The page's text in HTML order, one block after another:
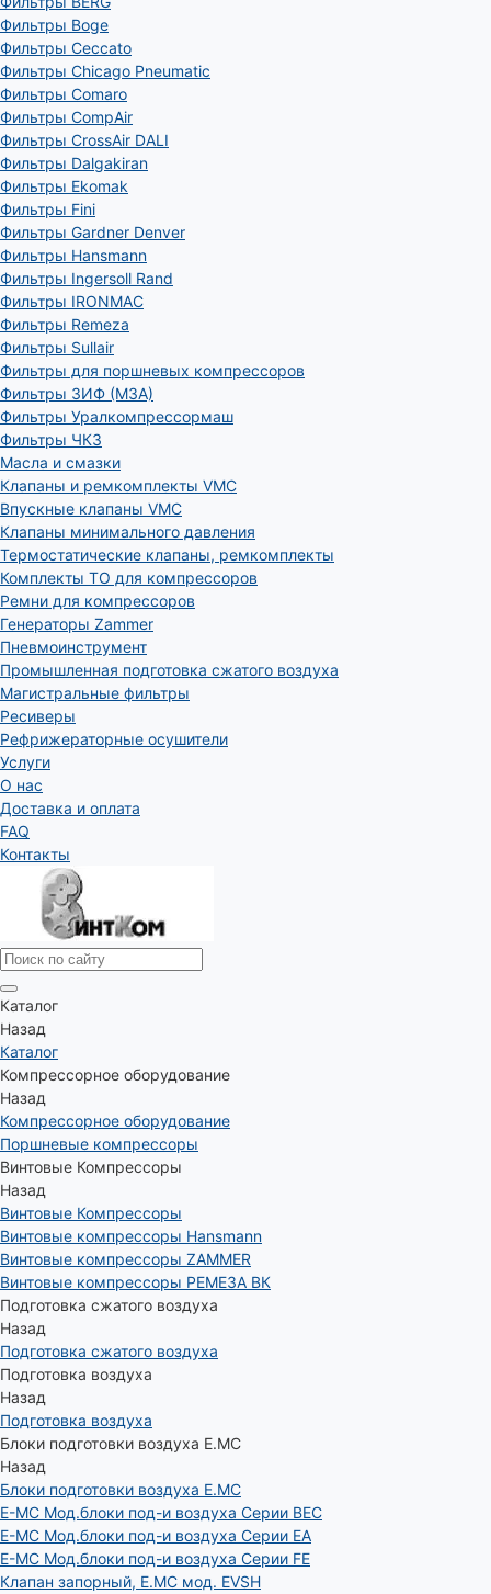
Фильтры Boge
Фильтры Ceccato
Фильтры Chicago Pneumatic
Фильтры Comaro
Фильтры CompAir
Фильтры CrossAir DALI
Фильтры Dalgakiran
Фильтры Ekomak
Фильтры Fini
Фильтры Gardner Denver
Фильтры Hansmann
Фильтры Ingersoll Rand
Фильтры IRONMAC
Фильтры Remeza
Фильтры Sullair
Фильтры для поршневых компрессоров
Фильтры ЗИФ (МЗА)
Фильтры Уралкомпрессормаш
Фильтры ЧКЗ
Масла и смазки
Клапаны и ремкомплекты VMC
Впускные клапаны VMC
Клапаны минимального давления
Термостатические клапаны, ремкомплекты
Комплекты ТО для компрессоров
Ремни для компрессоров
Генераторы Zammer
Пневмоинструмент
Промышленная подготовка сжатого воздуха
Магистральные фильтры
Ресиверы
Рефрижераторные осушители
Услуги
О нас
Доставка и оплата
FAQ
Контакты
Каталог
Назад
Каталог
Компрессорное оборудование
Назад
Компрессорное оборудование
Поршневые компрессоры
Винтовые Компрессоры
Назад
Винтовые Компрессоры
Винтовые компрессоры Hansmann
Винтовые компрессоры ZAMMER
Винтовые компрессоры РЕМЕЗА ВК
Подготовка сжатого воздуха
Назад
Подготовка сжатого воздуха
Подготовка воздуха
Назад
Подготовка воздуха
Блоки подготовки воздуха E.MC
Назад
Блоки подготовки воздуха E.MC
E-MC Мод.блоки под-и воздуха Серии BEC
E-MC Мод.блоки под-и воздуха Серии EA
E-MC Мод.блоки под-и воздуха Серии FE
Клапан запорный, E.MC мод. EVSH